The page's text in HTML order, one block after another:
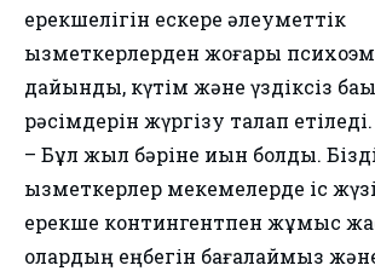
ерекшелігін ескере әлеуметтік
қызметкерлерден жоғары
дайындық, күтім және үздіксіз
рәсімдерін жүргізу талап етіледі.
– Бұл жыл бәріне қиын болды.
қызметкерлер мекемелерде іс
ерекше контингентпен жұмыс
олардың еңбегін бағалаймыз